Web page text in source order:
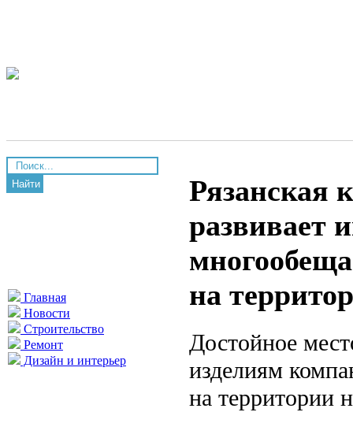
Найти
Главная
Новости
Строительство
Ремонт
Дизайн и интерьер
Рязанская
развивает
на
Достойное
изделиям
на территории